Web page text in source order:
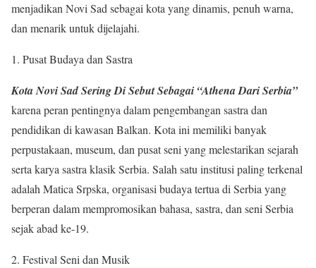
menjadikan Novi Sad sebagai kota yang dinamis, penuh warna,
dan menarik untuk dijelajahi.
Pusat Budaya dan Sastra
Kota Novi Sad Sering Di Sebut Sebagai “Athena Dari Serbia”
karena peran pentingnya dalam pengembangan sastra dan
pendidikan di kawasan Balkan. Kota ini memiliki banyak
perpustakaan, museum, dan pusat seni yang melestarikan sejarah
serta karya sastra klasik Serbia. Salah satu institusi paling terkenal
adalah Matica Srpska, organisasi budaya tertua di Serbia yang
berperan dalam mempromosikan bahasa, sastra, dan seni Serbia
sejak abad ke-19.
Festival Seni dan Musik